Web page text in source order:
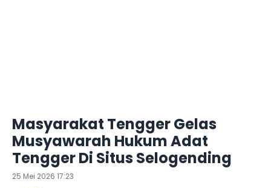
Masyarakat Tengger Gelas
Musyawarah Hukum Adat
Tengger Di Situs Selogending
25 Mei 2026 17:23